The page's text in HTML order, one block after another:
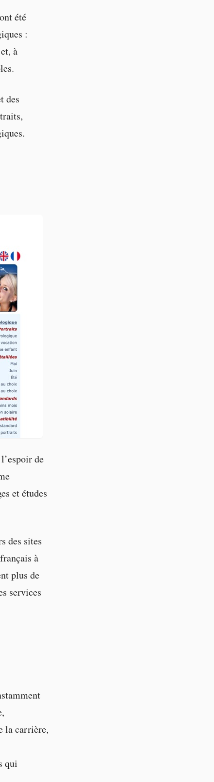
été
:
à
des
de
et études
des sites
à
plus de
services
la carrière,
qui